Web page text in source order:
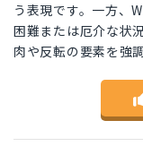
う表現です。一方
困難または厄介な状
肉や反転の要素を強